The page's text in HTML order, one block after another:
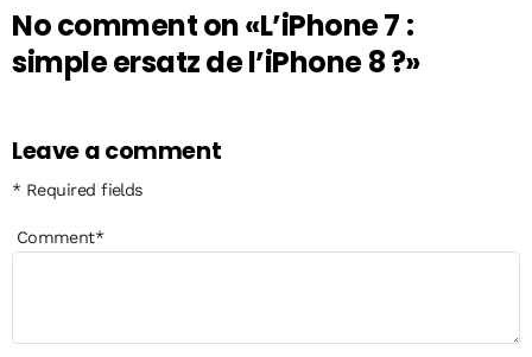
No comment on«L’iPhone 7 :
simple ersatz de l’iPhone 8 ?»
Leave a comment
* Required fields
Comment*